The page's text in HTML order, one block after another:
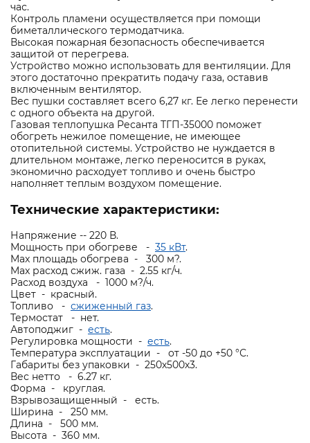
час.
Контроль пламени осуществляется при помощи
биметаллического термодатчика.
Высокая пожарная безопасность обеспечивается
защитой от перегрева.
Устройство можно использовать для вентиляции. Для
этого достаточно прекратить подачу газа, оставив
включенным вентилятор.
Вес пушки составляет всего 6,27 кг. Ее легко перенести
с одного объекта на другой.
Газовая теплопушка Ресанта ТГП-35000 поможет
обогреть нежилое помещение, не имеющее
отопительной системы. Устройство не нуждается в
длительном монтаже, легко переносится в руках,
экономично расходует топливо и очень быстро
наполняет теплым воздухом помещение.
Технические характеристики:
Напряжение -- 220 В.
Мощность при обогреве - 35 кВт.
Max площадь обогрева - 300 м?.
Max расход сжиж. газа - 2.55 кг/ч.
Расход воздуха - 1000 м?/ч.
Цвет - красный.
Топливо - сжиженный газ.
Термостат - нет.
Автоподжиг - есть.
Регулировка мощности - есть.
Температура эксплуатации - от -50 до +50 °С.
Габариты без упаковки - 250х500х3.
Вес нетто - 6.27 кг.
Форма - круглая.
Взрывозащищенный - есть.
Ширина - 250 мм.
Длина - 500 мм.
Высота - 360 мм.